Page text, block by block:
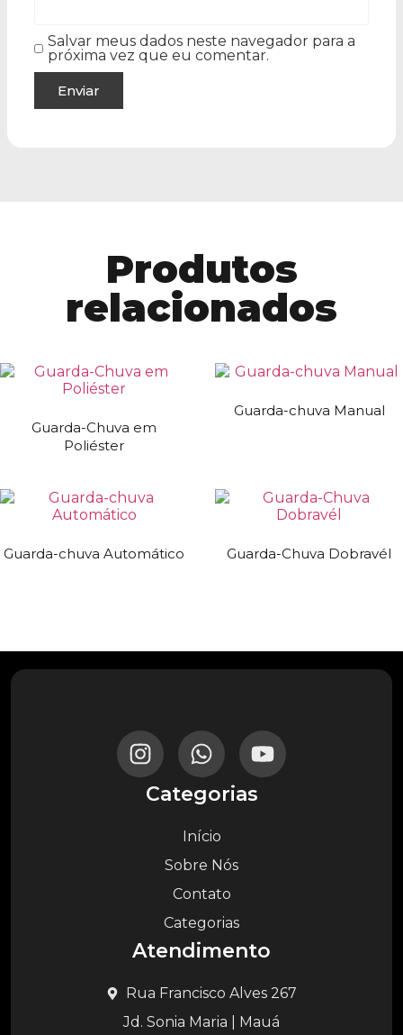
Salvar meus dados neste navegador para a
próxima vez que eu comentar.
Produtos
relacionados
Guarda-Chuva em
Poliéster
Guarda-chuva Manual
Guarda-chuva Automático Guarda-Chuva Dobravél
Categorias
Início
Sobre Nós
Contato
Categorias
Atendimento
Rua Francisco Alves 267
Jd. Sonia Maria | Mauá